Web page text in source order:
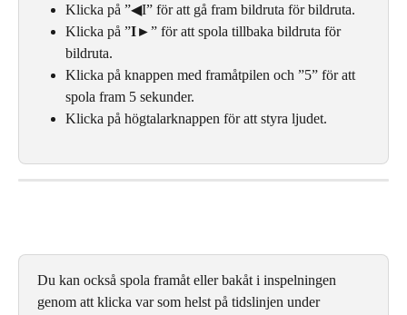
Klicka på ”◀I” för att gå fram bildruta för bildruta.
Klicka på ”I►” för att spola tillbaka bildruta för
bildruta.
Klicka på knappen med framåtpilen och ”5” för att
spola fram 5 sekunder.
Klicka på högtalarknappen för att styra ljudet.
Du kan också spola framåt eller bakåt i inspelningen
genom att klicka var som helst på tidslinjen under